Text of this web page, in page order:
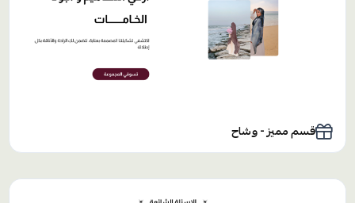
قسم مميز - وشاح